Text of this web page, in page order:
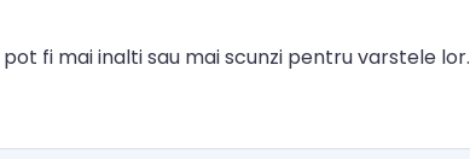
fi mai inalti sau mai scunzi pentru varstele lor.